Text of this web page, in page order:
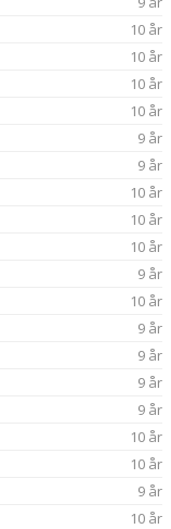
10 år
10 år
10 år
10 år
9 år
9 år
10 år
10 år
10 år
9 år
10 år
9 år
9 år
9 år
9 år
10 år
10 år
9 år
10 år